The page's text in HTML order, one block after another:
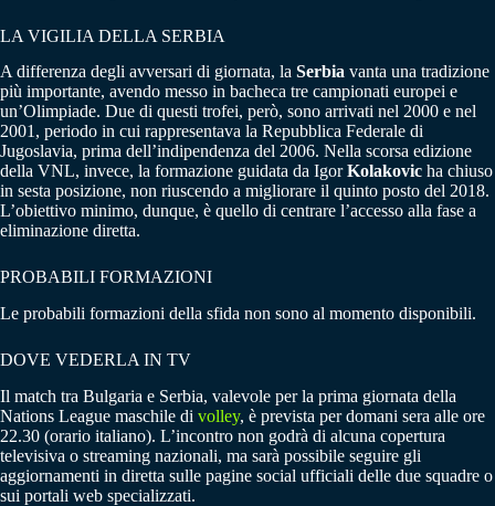
LA VIGILIA DELLA SERBIA
A differenza degli avversari di giornata, la Serbia vanta una tradizione
più importante, avendo messo in bacheca tre campionati europei e
un’Olimpiade. Due di questi trofei, però, sono arrivati nel 2000 e nel
2001, periodo in cui rappresentava la Repubblica Federale di
Jugoslavia, prima dell’indipendenza del 2006. Nella scorsa edizione
della VNL, invece, la formazione guidata da IgorKolakovic ha chiuso
in sesta posizione, non riuscendo a migliorare il quinto posto del 2018.
L’obiettivo minimo, dunque, è quello di centrare l’accesso alla fase a
eliminazione diretta.
PROBABILI FORMAZIONI
Le probabili formazioni della sfida non sono al momento disponibili.
DOVE VEDERLA IN TV
Il match tra Bulgaria e Serbia, valevole per la prima giornata della
Nations League maschile di volley, è prevista per domani sera alle ore
22.30 (orario italiano). L’incontro non godrà di alcuna copertura
televisiva o streaming nazionali, ma sarà possibile seguire gli
aggiornamenti in diretta sulle pagine social ufficiali delle due squadre o
sui portali web specializzati.